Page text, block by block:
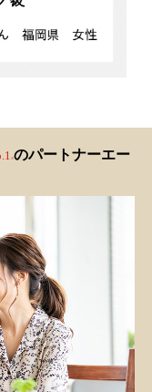
※のパートナーエー